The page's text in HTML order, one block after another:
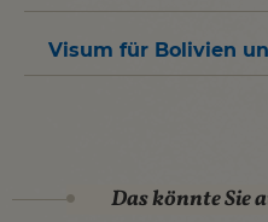
Visum für Bolivien
Das könnte Sie